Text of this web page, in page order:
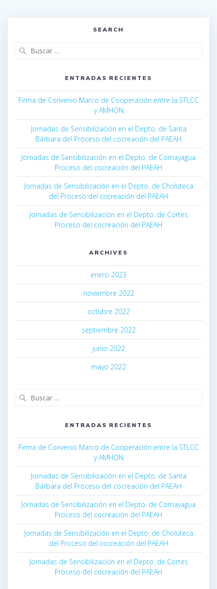
SEARCH
ENTRADAS RECIENTES
Firma de Convenio Marco de Cooperación entre la STLCC
y AMHON
Jornadas de Sensibilización en el Depto. de Santa
Bárbara del Proceso del cocreación del PAEAH
Jornadas de Sensibilización en el Depto. de Comayagua
Proceso del cocreación del PAEAH
Jornadas de Sensibilización en el Depto. de Choluteca
del Proceso del cocreación del PAEAH
Jornadas de Sensibilización en el Depto. de Cortes
Proceso del cocreación del PAEAH
ARCHIVES
enero 2023
noviembre 2022
octubre 2022
septiembre 2022
junio 2022
mayo 2022
ENTRADAS RECIENTES
Firma de Convenio Marco de Cooperación entre la STLCC
y AMHON
Jornadas de Sensibilización en el Depto. de Santa
Bárbara del Proceso del cocreación del PAEAH
Jornadas de Sensibilización en el Depto. de Comayagua
Proceso del cocreación del PAEAH
Jornadas de Sensibilización en el Depto. de Choluteca
del Proceso del cocreación del PAEAH
Jornadas de Sensibilización en el Depto. de Cortes
Proceso del cocreación del PAEAH